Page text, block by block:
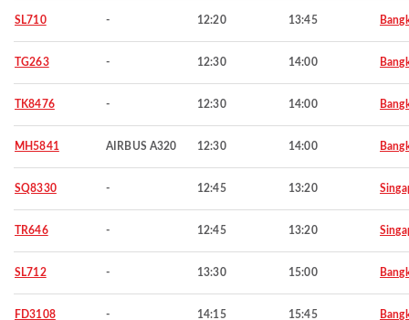
SL710 - 12:20 13:45
TG263 - 12:30 14:00
TK8476 - 12:30 14:00
MH5841 AIRBUS A320 12:30 14:00
SQ8330 - 12:45 13:20
TR646 - 12:45 13:20
SL712 - 13:30 15:00
FD3108 - 14:15 15:45